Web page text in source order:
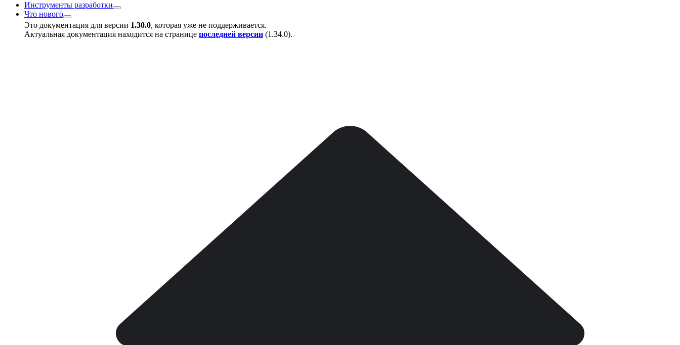
Инструменты разработки
Что нового
Это документация для версии 1.30.0, которая уже не поддерживается.
Актуальная документация находится на странице последней версии (1.34.0).